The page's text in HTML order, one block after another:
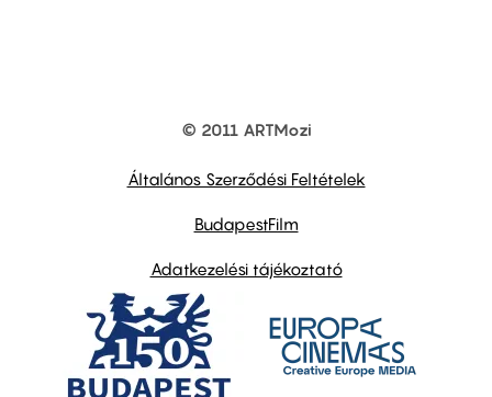
© 2011 ARTMozi
Általános Szerződési Feltételek
BudapestFilm
Adatkezelési tájékoztató